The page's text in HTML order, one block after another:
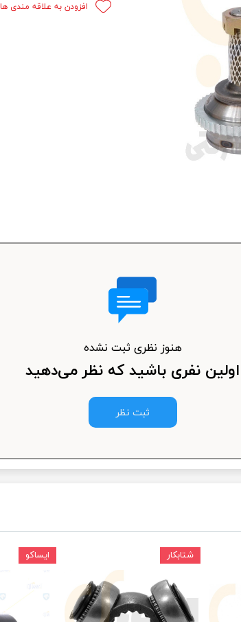
افزودن به علاقه مندی ها
هنوز نظری ثبت نشده
اولین نفری باشید که نظر می‌دهید
ثبت نظر
ایساکو شتابکار